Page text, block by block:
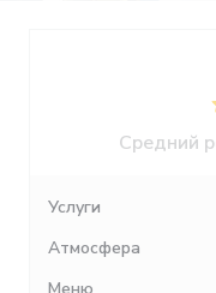
Средний
Услуги
Атмосфера